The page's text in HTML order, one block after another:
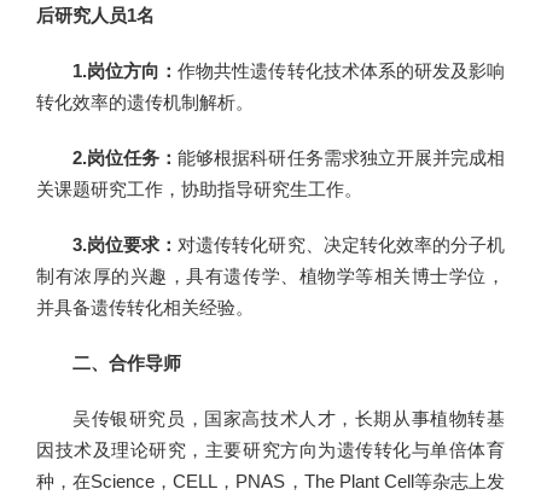
后研究人员1名
1.岗位方向：作物共性遗传转化技术体系的研发及影响
转化效率的遗传机制解析。
2.岗位任务：能够根据科研任务需求独立开展并完成相
关课题研究工作，协助指导研究生工作。
3.岗位要求： 对遗传转化研究、决定转化效率的分子机
制有浓厚的兴趣，具有遗传学、植物学等相关博士学位，
并具备遗传转化相关经验。
二、合作导师
吴传银研究员，国家高技术人才，长期从事植物转基
因技术及理论研究，主要研究方向为遗传转化与单倍体育
种，在Science，CELL，PNAS，The Plant Cell等杂志上发